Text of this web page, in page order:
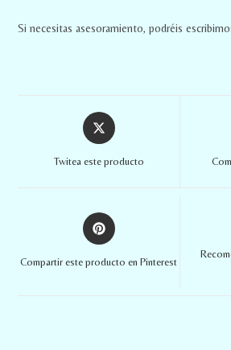
Si necesitas asesoramiento, podréis
Twitea este producto
Compartir este producto en Pinterest